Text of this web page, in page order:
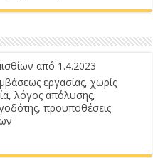
από 1.4.2023
εργασίας, χωρίς
λόγος απόλυσης,
προϋποθέσεις